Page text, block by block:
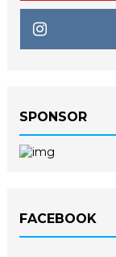
SPONSOR
FACEBOOK